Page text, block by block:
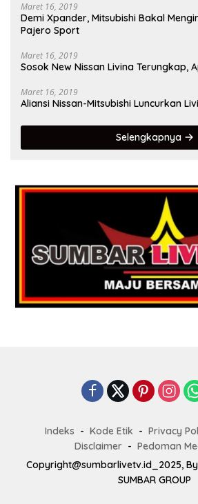
Maret 16, 2019
Demi Xpander, Mitsubishi Bakal
Pajero Sport
Maret 16, 2019
Sosok New Nissan Livina Terungkap,
Maret 16, 2019
Aliansi Nissan-Mitsubishi Luncurkan
Selengkapnya
Indeks Kode Etik Privacy
Disclaimer
Pedoman
Copyright@sumbarlivetv.id_2025, By
SUMBAR GROUP